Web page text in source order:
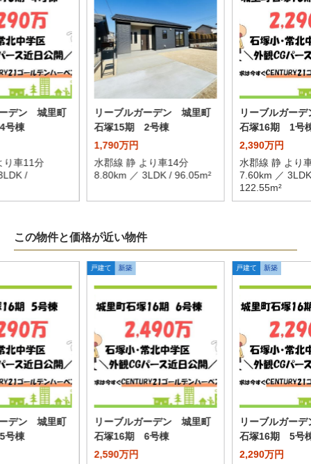
デン 城里町
号棟
り車11分
/
リーブルガーデン 城里町
石塚15期 2号棟
1,790万円
水郡線 静 より車14分
8.80km ／ 3LDK / 96.05m²
リーブルガー
石塚16期 1号
2,390万円
水郡線 静 より
7.60km ／
122.55m²
この物件と価格が近い物件
デン 城里町
号棟
戸建て 新築
リーブルガーデン 城里町
石塚16期 6号棟
2,590万円
戸建て 新築
リーブルガー
石塚16期 5号
2,290万円